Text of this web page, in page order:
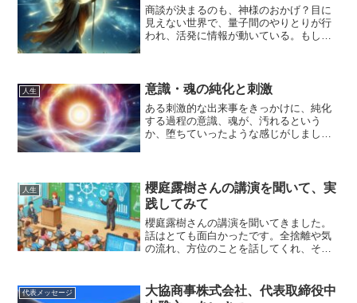
商談が決まるのも、神様のおかげ？目に
見えない世界で、量子間のやりとりが行
われ、活発に情報が動いている。もしそ
見えるものだけでなく、目に見えないも
のも、大切にして生きていきたい。そう
思います。
人生 意識・魂の純化と刺激
ある刺激的な出来事をきっかけに、純化
する過程の意識、魂が、汚れるという
か、堕ちていったような感じがしまし
さな刺激こそ、気を付けるべきものかも
しれません。
人生
櫻庭露樹さんの講演を聞いて、実
践してみて
櫻庭露樹さんの講演を聞いてきました。
話はとても面白かったです。全捨離や気
の流れ、方位のことを話してくれ、その
とも話してくれて、寝る時にWIFIルータ
ーのコンセントを抜くと、よく眠れるし
代表メッセージ
大協商事株式会社、代表取締役中